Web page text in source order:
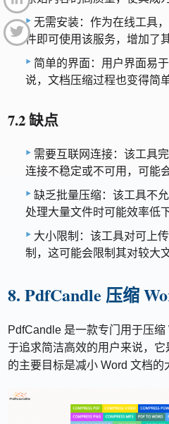
无需安装：作为在线工具
件即可使用该服务，增加了
简单的界面：用户界面易
说，文档压缩过程也变得简单
7.2 缺点
需要互联网连接：该工具
连接不稳定或不可用，可能
缺乏批量压缩：该工具不
处理大量文件时可能效率低下
大小限制：该工具对可上
制，这可能会限制其对较大
8. PdfCandle 压缩
PdfCandle 是一款专门用于压
于追求简洁高效的用户来说，
的主要目标是减小 Word 文档的